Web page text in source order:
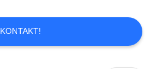
KONTAKT!